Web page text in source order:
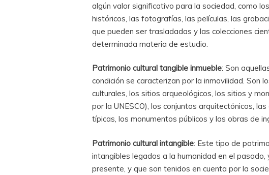
algún valor significativo para la sociedad, como
históricos, las fotografías, las películas, las
que pueden ser trasladadas y las colecciones
determinada materia de estudio.
Patrimonio cultural tangible inmueble: Son
condición se caracterizan por la inmovilidad. Son
culturales, los sitios arqueológicos, los sitios y
por la UNESCO), los conjuntos arquitectónicos,
típicas, los monumentos públicos y las obras de
Patrimonio cultural intangible: Este tipo de
intangibles legados a la humanidad en el
presente, y que son tenidos en cuenta por la